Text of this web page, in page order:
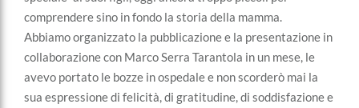
comprendere sino in fondo la storia della mamma.
Abbiamo organizzato la pubblicazione e la presentazione in
collaborazione con Marco Serra Tarantola in un mese, le
avevo portato le bozze in ospedale e non scorderò mai la
sua espressione di felicità, di gratitudine, di soddisfazione e